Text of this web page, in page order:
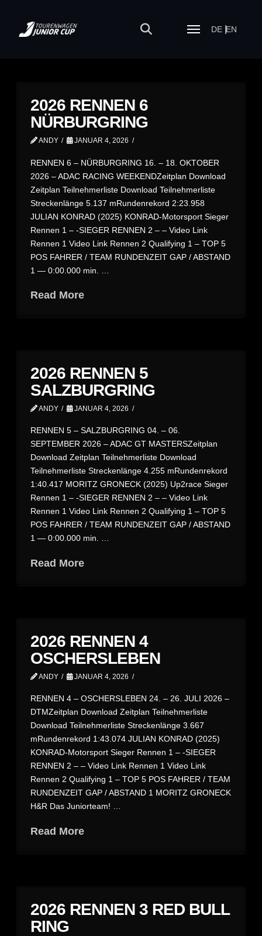
DE EN
2026 RENNEN 6
NÜRBURGRING
ANDY JANUAR 4, 2026
RENNEN 6 – NÜRBURGRING 16. – 18. OKTOBER
2026 – ADAC RACING WEEKENDZeitplan Download
Zeitplan Teilnehmerliste Download Teilnehmerliste
Streckenlänge 5.137 mRundenrekord 2:23.958
JULIAN KONRAD (2025) KONRAD-Motorsport Sieger
Rennen 1 – -SIEGER RENNEN 2 – – Video Link
Rennen 1 Video Link Rennen 2 Qualifying 1 – TOP 5
POS FAHRER / TEAM RUNDENZEIT GAP / ABSTAND
1 — 0:00.000 min. …
Read More
2026 RENNEN 5
SALZBURGRING
ANDY JANUAR 4, 2026
RENNEN 5 – SALZBURGRING 04. – 06.
SEPTEMBER 2026 – ADAC GT MASTERSZeitplan
Download Zeitplan Teilnehmerliste Download
Teilnehmerliste Streckenlänge 4.255 mRundenrekord
1:40.417 MORITZ GRONECK (2025) Up2race Sieger
Rennen 1 – -SIEGER RENNEN 2 – – Video Link
Rennen 1 Video Link Rennen 2 Qualifying 1 – TOP 5
POS FAHRER / TEAM RUNDENZEIT GAP / ABSTAND
1 — 0:00.000 min. …
Read More
2026 RENNEN 4
OSCHERSLEBEN
ANDY JANUAR 4, 2026
RENNEN 4 – OSCHERSLEBEN 24. – 26. JULI 2026 –
DTMZeitplan Download Zeitplan Teilnehmerliste
Download Teilnehmerliste Streckenlänge 3.667
mRundenrekord 1:43.074 JULIAN KONRAD (2025)
KONRAD-Motorsport Sieger Rennen 1 – -SIEGER
RENNEN 2 – – Video Link Rennen 1 Video Link
Rennen 2 Qualifying 1 – TOP 5 POS FAHRER / TEAM
RUNDENZEIT GAP / ABSTAND 1 MORITZ GRONECK
H&R Das Juniorteam! …
Read More
2026 RENNEN 3 RED BULL
RING